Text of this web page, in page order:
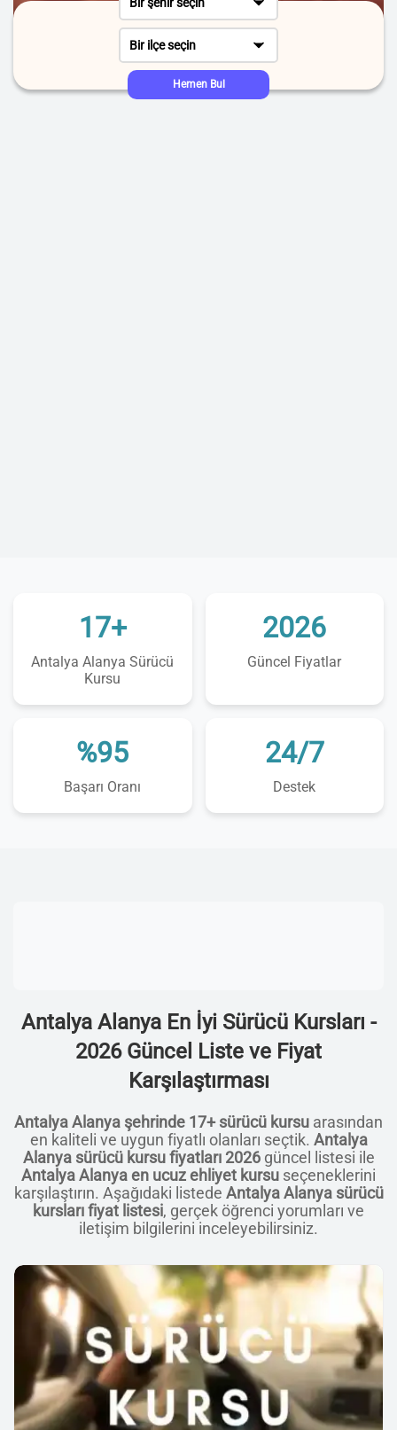
Bir ilçe seçin
Hemen Bul
17+
Antalya Alanya Sürücü
Kursu
2026
Güncel Fiyatlar
%95
Başarı Oranı
24/7
Destek
Antalya Alanya En İyi Sürücü Kursları -
2026 Güncel Liste ve Fiyat
Karşılaştırması
Antalya Alanya şehrinde 17+ sürücü kursu arasından
en kaliteli ve uygun fiyatlı olanları seçtik. Antalya
Alanya sürücü kursu fiyatları 2026güncel listesi ile
Antalya Alanya en ucuz ehliyet kursu seçeneklerini
karşılaştırın. Aşağıdaki listede Antalya Alanya sürücü
kursları fiyat listesi, gerçek öğrenci yorumları ve
iletişim bilgilerini inceleyebilirsiniz.